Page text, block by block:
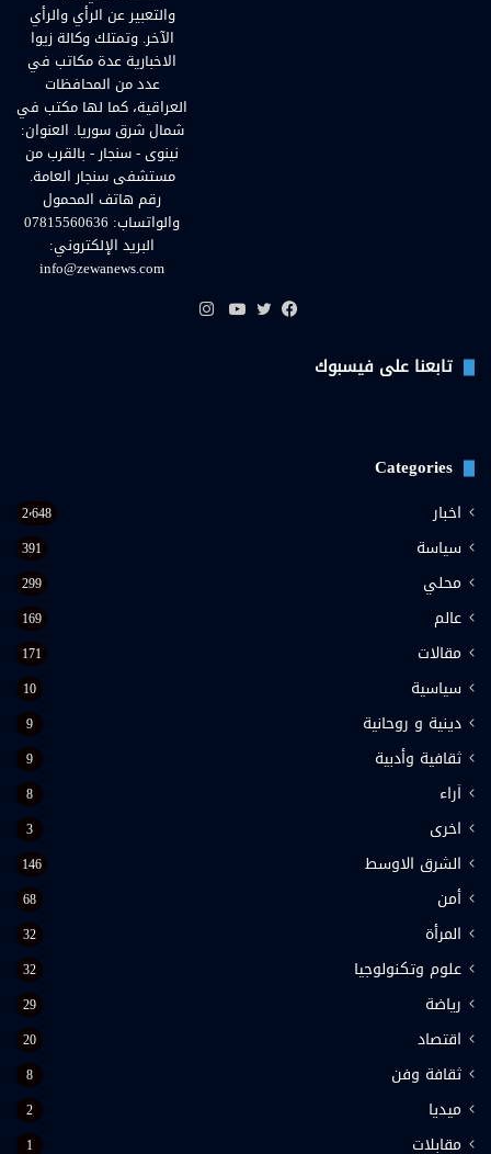
والتعبير عن الرأي والرأي
الآخر. وتمتلك وكالة زيوا
الاخبارية عدة مكاتب في
عدد من المحافظات
العراقية، كما لها مكتب في
شمال شرق سوريا. العنوان:
نينوى - سنجار - بالقرب من
مستشفى سنجار العامة.
رقم هاتف المحمول
والواتساب: 07815560636
البريد الإلكتروني:
info@zewanews.com
تابعنا على فيسبوك
Categories
اخبار 2٬648
سياسة 391
محلي 299
عالم 169
مقالات 171
سياسية 10
دينية و روحانية 9
ثقافية وأدبية 9
اَراء 8
اخرى 3
الشرق الاوسط 146
أمن 68
المرأة 32
علوم وتكنولوجيا 32
رياضة 29
اقتصاد 20
ثقافة وفن 8
ميديا 2
مقابلات 1